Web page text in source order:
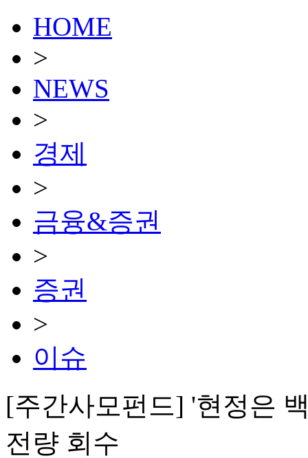
HOME
>
NEWS
>
경제
>
금융&증권
>
증권
>
이슈
[주간사모펀드] '현정은
전량 회수